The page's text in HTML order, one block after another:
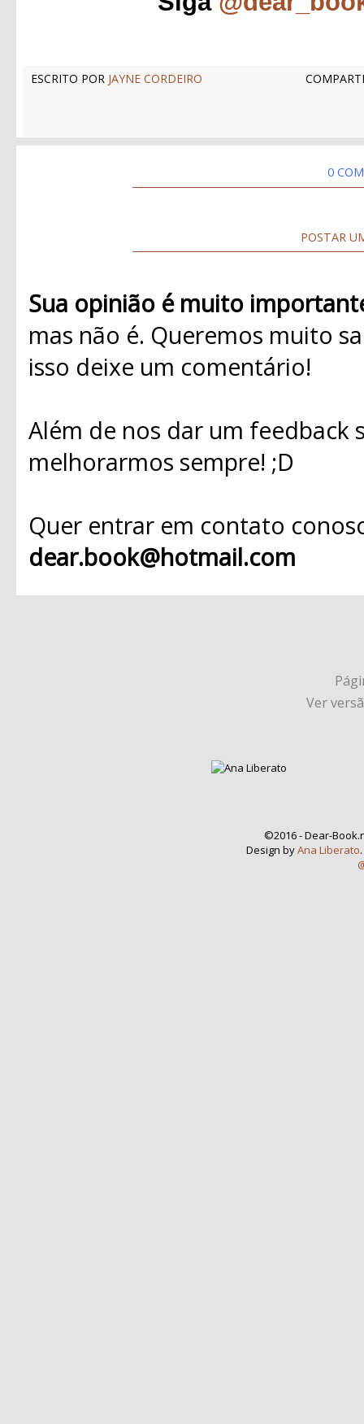
ESCRITO POR JAYNE CORDEIRO
0
POSTAR
Sua opinião é muito
mas não é. Queremos muito
isso deixe um comentário!
Além de nos dar um
melhorarmos sempre! ;D
Quer entrar em contato
dear.book@hotmail.com
Ver
©2016 - Dear-
Design byAna Liberato